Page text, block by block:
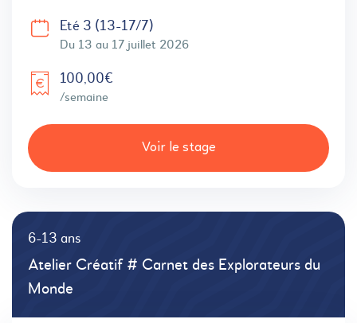
Eté 3 (13-17/7)
Du 13 au 17 juillet 2026
100,00€
/semaine
Voir le stage
6-13 ans
Atelier Créatif # Carnet des Explorateurs du
Monde